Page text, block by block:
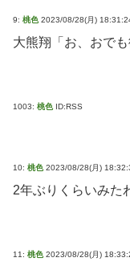
9: 桃色 2023/08/28(月)
大熊翔「お、おで
1003: 桃色 ID:RSS
10: 桃色 2023/08/28(月)
2年ぶりくらいみた
11: 桃色 2023/08/28(月)